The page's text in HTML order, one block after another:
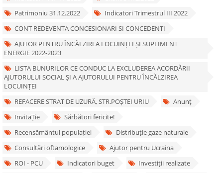
Patrimoniu 31.12.2022
Indicatori Trimestrul III 2022
CONT REDEVENTA CONCESIONARI SI CONCEDENTI
AJUTOR PENTRU ÎNCĂLZIREA LOCUINȚEI ȘI SUPLIMENT
ENERGIE 2022-2023
LISTA BUNURILOR CE CONDUC LA EXCLUDEREA ACORDĂRII
AJUTORULUI SOCIAL ȘI A AJUTORULUI PENTRU ÎNCĂLZIREA
LOCUINȚEI
REFACERE STRAT DE UZURÄ‚ STR.POȘTEI URIU
Anunț
InvitaȚie
Sărbători fericite!
Recensământul populației
Distribuție gaze naturale
Consultări oftamologice
Ajutor pentru Ucraina
ROI - PCU
Indicatori buget
Investiții realizate